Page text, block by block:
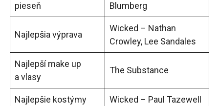
pieseň
Blumberg
Najlepšia výprava
Wicked – Nathan
Crowley, Lee Sandales
Najlepší make up
a vlasy
The Substance
Najlepšie kostýmy Wicked – Paul Tazewell